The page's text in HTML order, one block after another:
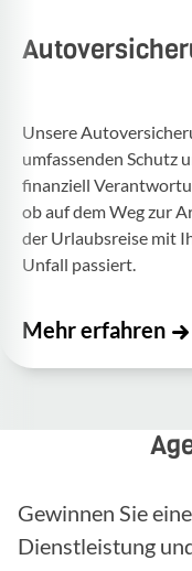
Unsere
umfas­senden Schutz
finan­ziell
ob auf dem Weg zur
der Urlaubs­reise mit
Unfall passiert.
Mehr erfahren
Gewinnen Sie
Dienstleistung